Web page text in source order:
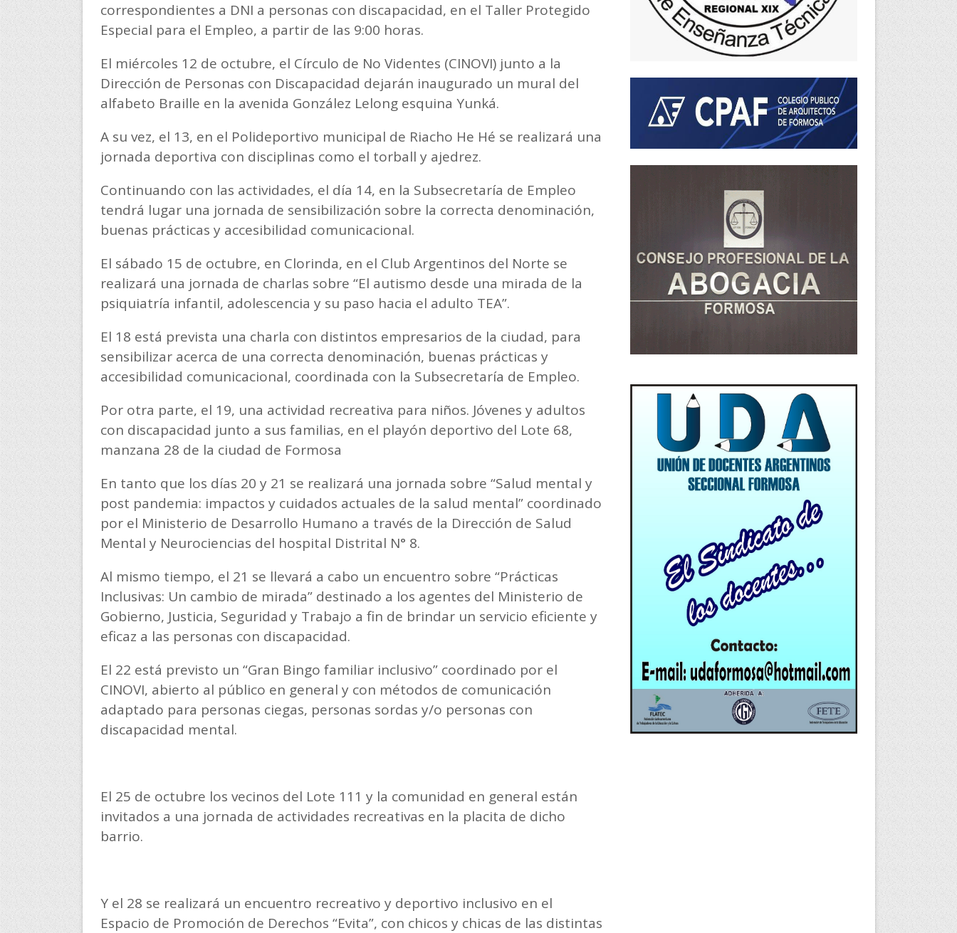
correspondientes a DNI a personas con discapacidad, en el Taller Protegido
Especial para el Empleo, a partir de las 9:00 horas.
El miércoles 12 de octubre, el Círculo de No Videntes (CINOVI) junto a la
Dirección de Personas con Discapacidad dejarán inaugurado un mural del
alfabeto Braille en la avenida González Lelong esquina Yunká.
A su vez, el 13, en el Polideportivo municipal de Riacho He Hé se realizará una
jornada deportiva con disciplinas como el torball y ajedrez.
Continuando con las actividades, el día 14, en la Subsecretaría de Empleo
tendrá lugar una jornada de sensibilización sobre la correcta denominación,
buenas prácticas y accesibilidad comunicacional.
El sábado 15 de octubre, en Clorinda, en el Club Argentinos del Norte se
realizará una jornada de charlas sobre “El autismo desde una mirada de la
psiquiatría infantil, adolescencia y su paso hacia el adulto TEA”.
El 18 está prevista una charla con distintos empresarios de la ciudad, para
sensibilizar acerca de una correcta denominación, buenas prácticas y
accesibilidad comunicacional, coordinada con la Subsecretaría de Empleo.
Por otra parte, el 19, una actividad recreativa para niños. Jóvenes y adultos
con discapacidad junto a sus familias, en el playón deportivo del Lote 68,
manzana 28 de la ciudad de Formosa
En tanto que los días 20 y 21 se realizará una jornada sobre “Salud mental y
post pandemia: impactos y cuidados actuales de la salud mental” coordinado
por el Ministerio de Desarrollo Humano a través de la Dirección de Salud
Mental y Neurociencias del hospital Distrital N° 8.
Al mismo tiempo, el 21 se llevará a cabo un encuentro sobre “Prácticas
Inclusivas: Un cambio de mirada” destinado a los agentes del Ministerio de
Gobierno, Justicia, Seguridad y Trabajo a fin de brindar un servicio eficiente y
eficaz a las personas con discapacidad.
El 22 está previsto un “Gran Bingo familiar inclusivo” coordinado por el
CINOVI, abierto al público en general y con métodos de comunicación
adaptado para personas ciegas, personas sordas y/o personas con
discapacidad mental.
El 25 de octubre los vecinos del Lote 111 y la comunidad en general están
invitados a una jornada de actividades recreativas en la placita de dicho
barrio.
Y el 28 se realizará un encuentro recreativo y deportivo inclusivo en el
Espacio de Promoción de Derechos “Evita”, con chicos y chicas de las distintas